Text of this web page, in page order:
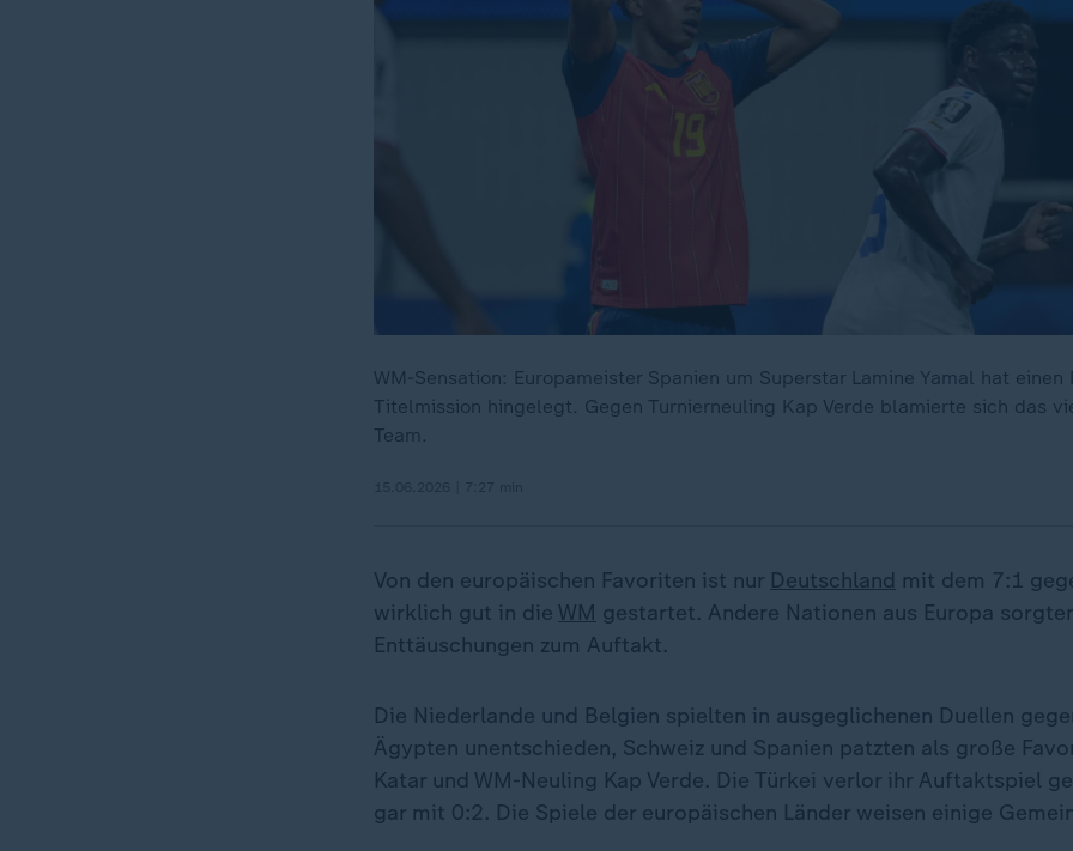
WM-Sensation: Europameister Spanien um Superstar Lamine Yamal hat einen
Titelmission hingelegt. Gegen Turnierneuling Kap Verde blamierte sich das
Team.
Von den europäischen Favoriten ist nur Deutschland mit dem 7:1
wirklich gut in die WM gestartet. Andere Nationen aus Europa
Enttäuschungen zum Auftakt.
Die Niederlande und Belgien spielten in ausgeglichenen Duellen
Ägypten unentschieden, Schweiz und Spanien patzten als große
Katar und WM-Neuling Kap Verde. Die Türkei verlor ihr Auftaktspiel
gar mit 0:2. Die Spiele der europäischen Länder weisen einige